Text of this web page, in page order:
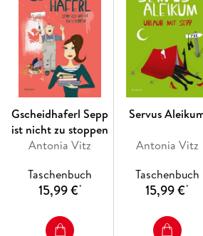
nimmt. Manchmal muss man das
"Schreiben kann sie, die Frau Vitz!"
Buchtipp) Humorautorin Antonia Vitz
Pageturner schreibt! Ihre bayerischen
beliebten Grantler Sepp sind ein
Gscheidhaferl Sepp
ist nicht zu stoppen
Antonia Vitz
Taschenbuch
15,99 €*
Servus
Antonia Vitz
Taschenbuch
15,99 €*